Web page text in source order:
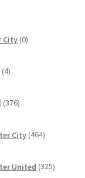
City 0izdelkov
4izdelki
376izdelkov
City 464izdelkov
United 325izdelkov